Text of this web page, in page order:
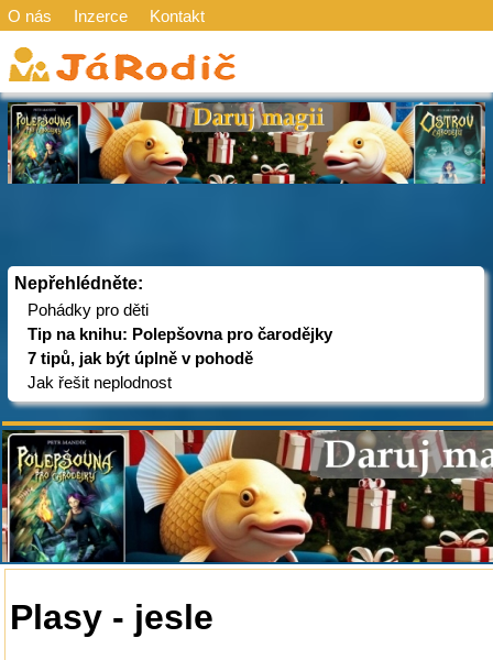
O nás Inzerce Kontakt
Nepřehlédněte:
Pohádky pro děti
Tip na knihu: Polepšovna pro čarodějky
7 tipů, jak být úplně v pohodě
Jak řešit neplodnost
Plasy - jesle